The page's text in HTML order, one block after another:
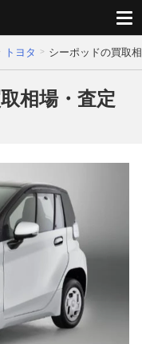
トヨタ シーポッドの買取
相場・査定